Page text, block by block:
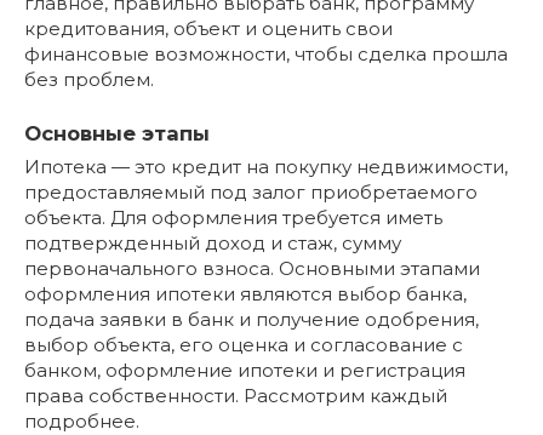
кредитования, объект и оценить свои
финансовые возможности, чтобы сделка прошла
без проблем.
Основные этапы
Ипотека — это кредит на покупку недвижимости,
предоставляемый под залог приобретаемого
объекта. Для оформления требуется иметь
подтвержденный доход и стаж, сумму
первоначального взноса. Основными этапами
оформления ипотеки являются выбор банка,
подача заявки в банк и получение одобрения,
выбор объекта, его оценка и согласование с
банком, оформление ипотеки и регистрация
права собственности. Рассмотрим каждый
подробнее.